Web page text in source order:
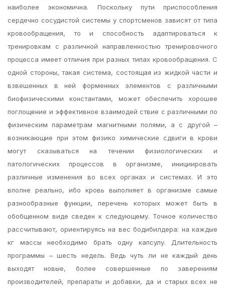
наиболее экономична. Поскольку пути приспособления
сердечно сосудистой системы у спортсменов зависят от типа
кровообращения, то и способность адаптироваться к
тренировкам с различной направленностью тренировочного
процесса имеет отличия при разных типах кровообращения. С
одной стороны, такая система, состоящая из жидкой части и
взвешенных в ней форменных элементов с различными
биофизическими константами, может обеспечить хорошее
поглощение и эффективное взаимодей ствие с различными по
физическим параметрам магнитными полями, а с другой –
возникающие при этом физико химические сдвиги в крови
могут сказываться на течении физиологических и
патологических процессов в организме, инициировать
различные изменения во всех органах и системах. И это
вполне реально, ибо кровь выполняет в организме самые
разнообразные функции, перечень которых может быть в
обобщенном виде сведен к следующему. Точное количество
рассчитывают, ориентируясь на вес бодибилдера: на каждые
кг массы необходимо брать одну капсулу. Длительность
программы – шесть недель. Ведь чуть ли не каждый день
выходят новые, более совершенные по заверениям
производителей, препараты и добавки, да и старых всех не